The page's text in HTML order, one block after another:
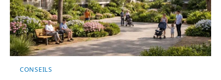
CONSEILS